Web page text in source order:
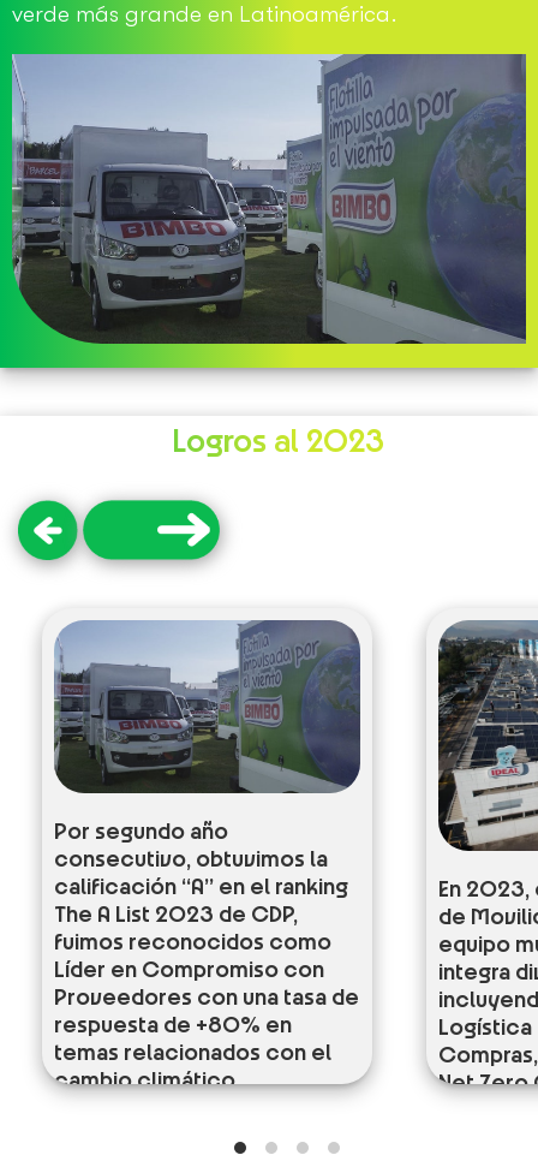
verde más grande en Latinoamérica.
Logros al 2023
Por segundo año
consecutivo, obtuvimos la
calificación “A” en el ranking
The A List 2023 de CDP,
fuimos reconocidos como
Líder en Compromiso con
Proveedores con una tasa de
respuesta de +80% en
temas relacionados con el
cambio climático
En
de
equipo
integra
Logística
Net Zero